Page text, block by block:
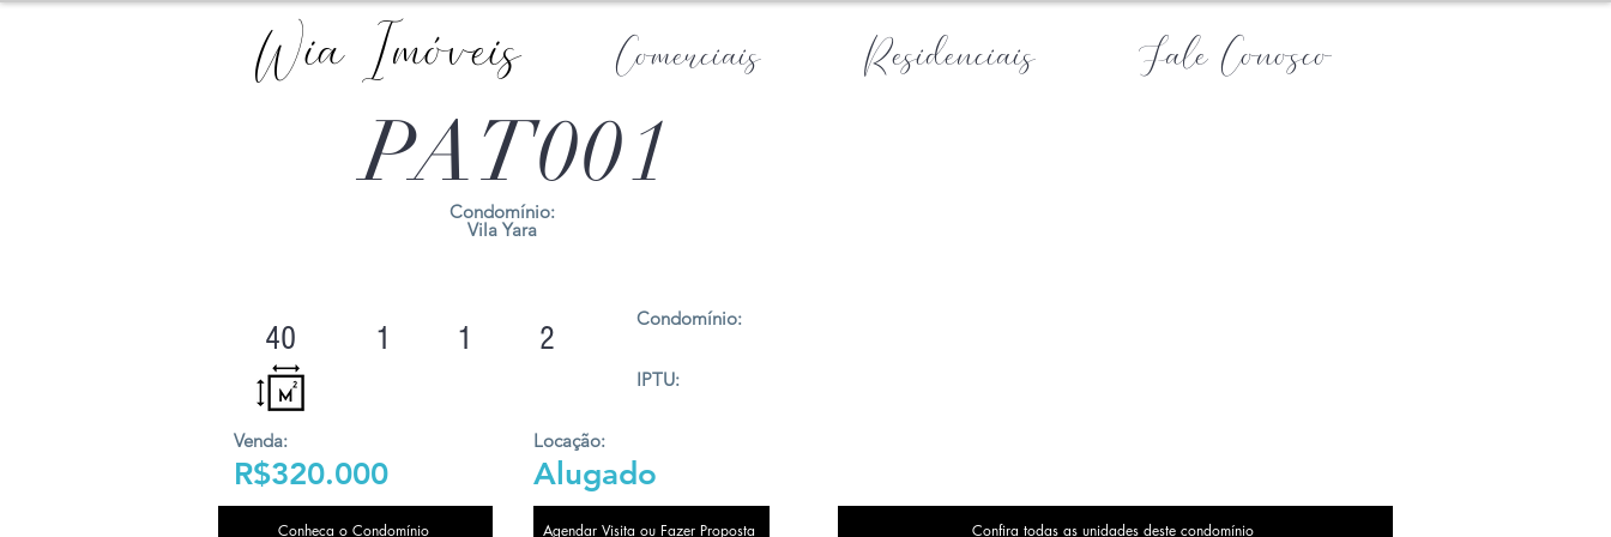
Wia Imóveis Comerciais Residenciais Fale Conosco
PAT001
Condomínio:
Vila Yara
40 1 1
Venda:
2
Condomínio:
IPTU:
Locação:
R$320.000 Alugado
Conheça o Condomínio Agendar Visita ou Fazer Proposta Confira todas as unidades deste condomínio